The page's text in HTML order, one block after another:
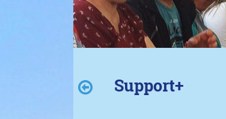
Support+